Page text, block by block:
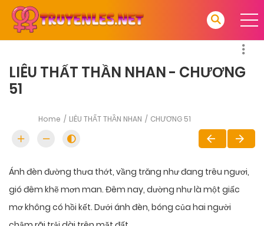
LIÊU THẤT THẦN NHAN - CHƯƠNG
51
Home LIÊU THẤT THẦN NHAN CHƯƠNG 51
Ánh đèn đường thưa thớt, vầng trăng như đang trêu ngươi,
gió đêm khẽ mơn man. Đêm nay, dường như là một giấc
mơ không có hồi kết. Dưới ánh đèn, bóng của hai người